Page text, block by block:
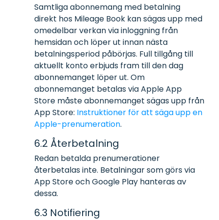
Samtliga abonnemang med betalning
direkt hos Mileage Book kan sägas upp med
omedelbar verkan via inloggning från
hemsidan och löper ut innan nästa
betalningsperiod påbörjas. Full tillgång till
aktuellt konto erbjuds fram till den dag
abonnemanget löper ut. Om
abonnemanget betalas via Apple App
Store måste abonnemanget sägas upp från
App Store: Instruktioner för att säga upp en
Apple-prenumeration.
6.2 Återbetalning
Redan betalda prenumerationer
återbetalas inte. Betalningar som görs via
App Store och Google Play hanteras av
dessa.
6.3 Notifiering